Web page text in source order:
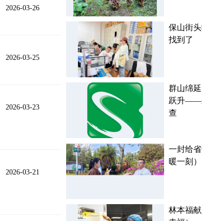
2026-03-26
2026-03-25
2026-03-23
2026-03-21
保山街
找到了
群山绵
跃升——
查
一封给
暖一刻）
林本福